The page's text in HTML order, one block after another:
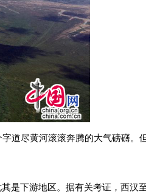
道尽黄河滚滚奔腾的大气磅礴。
是下游地区。据有关考证，西汉